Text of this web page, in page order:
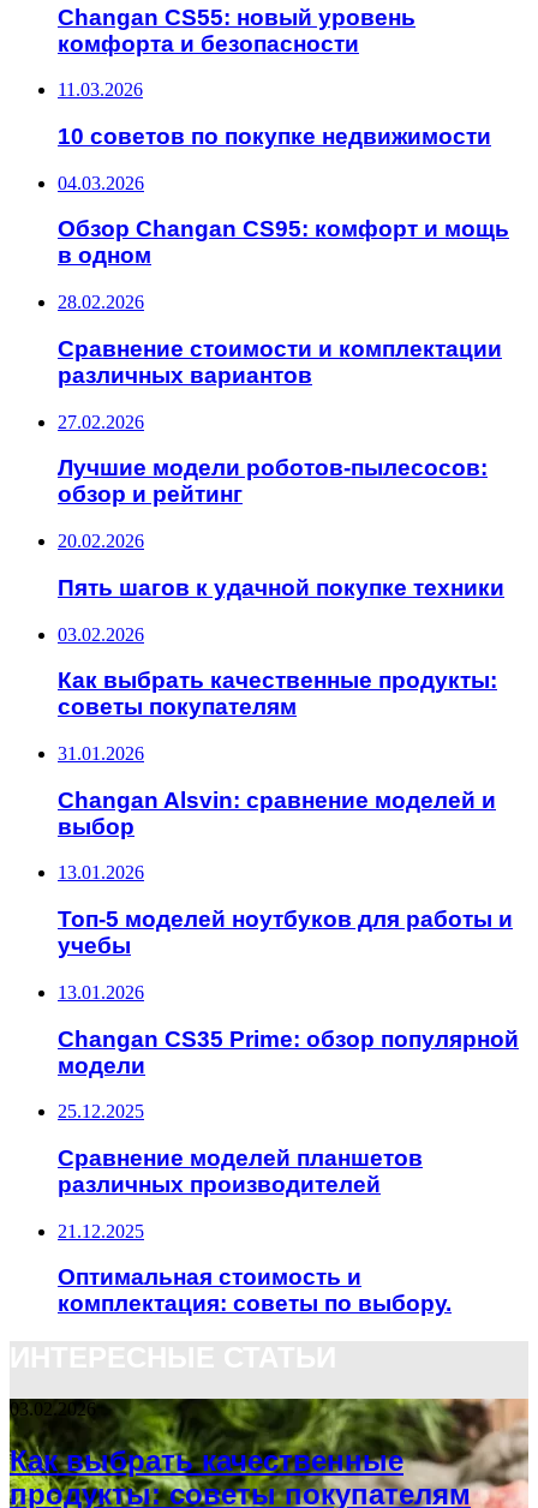
Changan CS55: новый уровень
комфорта и безопасности
11.03.2026
10 советов по покупке недвижимости
04.03.2026
Обзор Changan CS95: комфорт и мощь
в одном
28.02.2026
Сравнение стоимости и комплектации
различных вариантов
27.02.2026
Лучшие модели роботов-пылесосов:
обзор и рейтинг
20.02.2026
Пять шагов к удачной покупке техники
03.02.2026
Как выбрать качественные продукты:
советы покупателям
31.01.2026
Changan Alsvin: сравнение моделей и
выбор
13.01.2026
Топ-5 моделей ноутбуков для работы и
учебы
13.01.2026
Changan CS35 Prime: обзор популярной
модели
25.12.2025
Сравнение моделей планшетов
различных производителей
21.12.2025
Оптимальная стоимость и
комплектация: советы по выбору.
03.02.2026
Как выбрать качественные
продукты: советы покупателям